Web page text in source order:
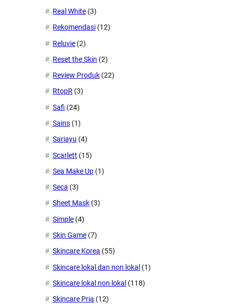
Real White (3)
Rekomendasi (12)
Reluvie (2)
Reset the Skin (2)
Review Produk (22)
RtopR (3)
Safi (24)
Sains (1)
Sariayu (4)
Scarlett (15)
Sea Make Up (1)
Seca (3)
Sheet Mask (3)
Simple (4)
Skin Game (7)
Skincare Korea (55)
Skincare lokal dan non lokal (1)
Skincare lokal non lokal (118)
Skincare Pria (12)